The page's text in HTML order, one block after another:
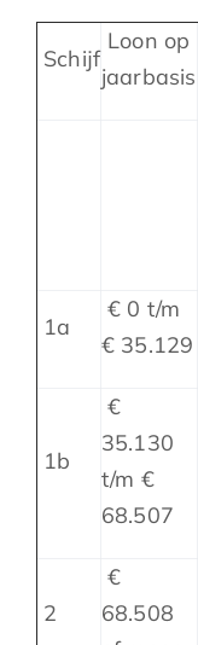
Schijf
Loon op
jaarbasis
1a
€ 0 t/m
€ 35.129
1b
€
35.130
t/m €
68.507
2
€
68.508